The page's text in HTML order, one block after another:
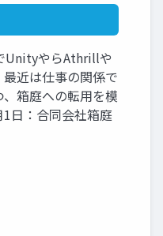
UnityやらAthrillや
最近は仕事の関係で
箱庭への転用を模
日：合同会社箱庭